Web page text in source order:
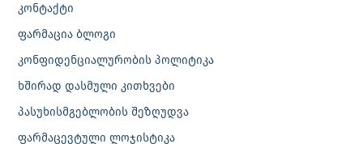
კონტაქტი
ფარმაცია ბლოგი
კონფიდენციალურობის პოლიტიკა
ხშირად დასმული კითხვები
პასუხისმგებლობის შეზღუდვა
ფარმაცევტული ლოჯისტიკა